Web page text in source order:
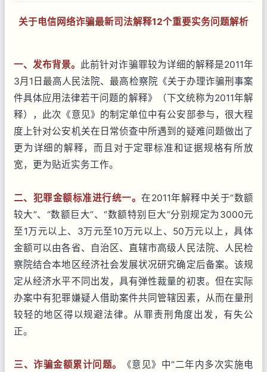
关于电信网络诈骗最新司法解释12个重要实务问题解析
一、发布背景。 此前针对诈骗罪较为详细的解释是2011年
3月1日最高人民法院、最高检察院《关于办理诈骗刑事案
件具体应用法律若干问题的解释》（下文统称为2011年解
释），此次《意见》的制定单位中有公安部参与，很大程
度上针对公安机关在日常侦查中所遇到的疑难问题做出了
更为详细的解释，而且对于定罪标准和证据规格有所放
宽，更为贴近实务工作。
二、犯罪金额标准进行统一。在2011年解释中关于“数额
较大”、“数额巨大”、“数额特别巨大”分别规定为3000元
至1万元以上、3万元至10万元以上、50万元以上，具体
金额可以由各省、自治区、直辖市高级人民法院、人民检
察院结合本地区经济社会发展状况研究确定后备案。该规
定从经济水平不同出发，具有弹性裁量的初衷。但在实际
办案中有犯罪嫌疑人借助案件共同管辖因素，从而在量刑
较轻的地区得以规避法律。从罪责刑角度出发，有失公
正。
三、诈骗金额累计问题。
《意见》中“二年内多次实施电